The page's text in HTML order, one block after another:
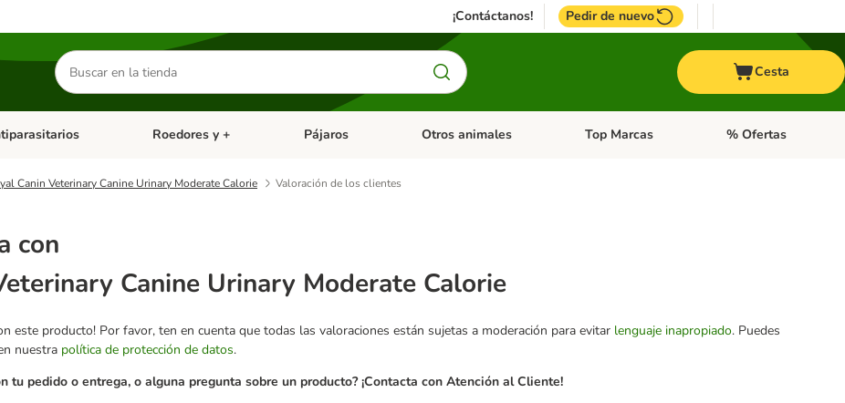
¡Contáctanos! Pedir de nuevo
Buscar
productos
Cesta
de categoria abierto: Dieta Vet.Menú de categoria abierto: Antiparasitarios
Roedores y + Menú de categoria abierto: Roedores y +
Pájaros Menú de categoria abierto: Pájaros
Otros animales Menú de categoria abierto: Otros animales
Top Marcas Menú de categoria
% Ofertas
Canin Veterinary Canine Urinary Moderate Calorie Valoración de los clientes
con
Canine Urinary Moderate Calorie
este producto! Por favor, ten en cuenta que todas las valoraciones están sujetas a moderación para evitar lenguaje inapropiado. Puedes
nuestra política de protección de datos.
tu pedido o entrega, o alguna pregunta sobre un producto? ¡Contacta con Atención al Cliente!